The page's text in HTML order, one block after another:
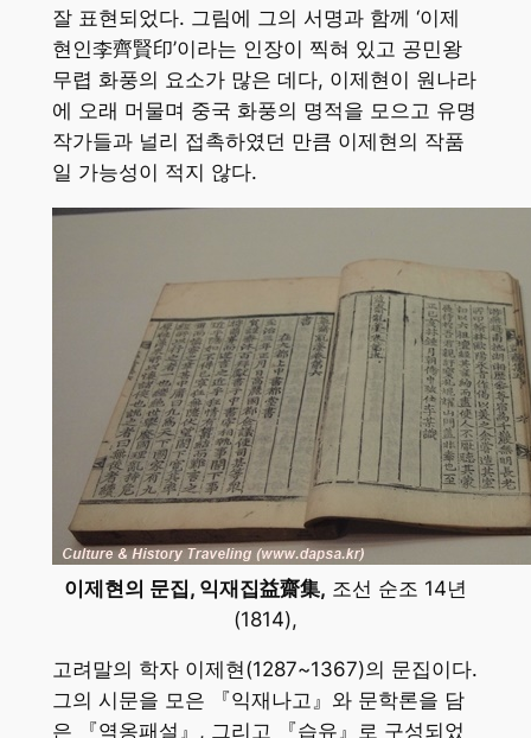
잘 표현되었다. 그림에 그의 서명과 함께 ‘이제
현인李齊賢印’이라는 인장이 찍혀 있고 공민왕
무렵 화풍의 요소가 많은 데다, 이제현이 원나라
에 오래 머물며 중국 화풍의 명적을 모으고 유명
작가들과 널리 접촉하였던 만큼 이제현의 작품
일 가능성이 적지 않다.
이제현의 문집, 익재집益齋集, 조선 순조 14년
(1814),
고려말의 학자 이제현(1287~1367)의 문집이다.
그의 시문을 모은 『익재나고』와 문학론을 담
은 『역옹패설』, 그리고 『습유』로 구성되었